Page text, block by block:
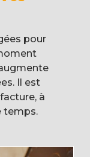
pour
Il est
à
temps.